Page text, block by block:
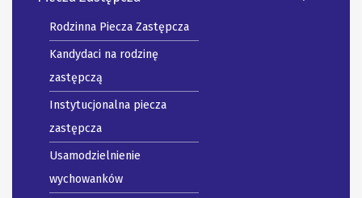
Rodzinna Piecza Zastępcza
Kandydaci na rodzinę
zastępczą
Instytucjonalna piecza
zastępcza
Usamodzielnienie
wychowanków